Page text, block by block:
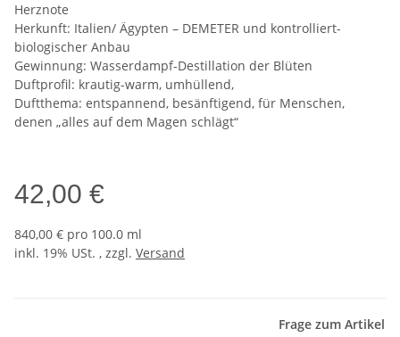
Herznote
Herkunft: Italien/ Ägypten – DEMETER und kontrolliert-
biologischer Anbau
Gewinnung: Wasserdampf-Destillation der Blüten
Duftprofil: krautig-warm, umhüllend,
Duftthema: entspannend, besänftigend, für Menschen,
denen „alles auf dem Magen schlägt“
42,00 €
840,00 € pro 100.0 ml
inkl. 19% USt. , zzgl. Versand
Frage zum Artikel